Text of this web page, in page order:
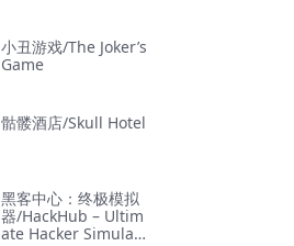
小丑游戏/The Joker’s
Game
骷髅酒店/Skull Hotel
黑客中心：终极模拟
器/HackHub – Ultim
ate Hacker Simulat